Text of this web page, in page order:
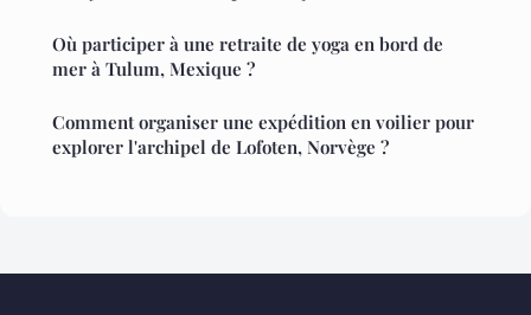
Où participer à une retraite de yoga en bord de
mer à Tulum, Mexique ?
Comment organiser une expédition en voilier pour
explorer l'archipel de Lofoten, Norvège ?